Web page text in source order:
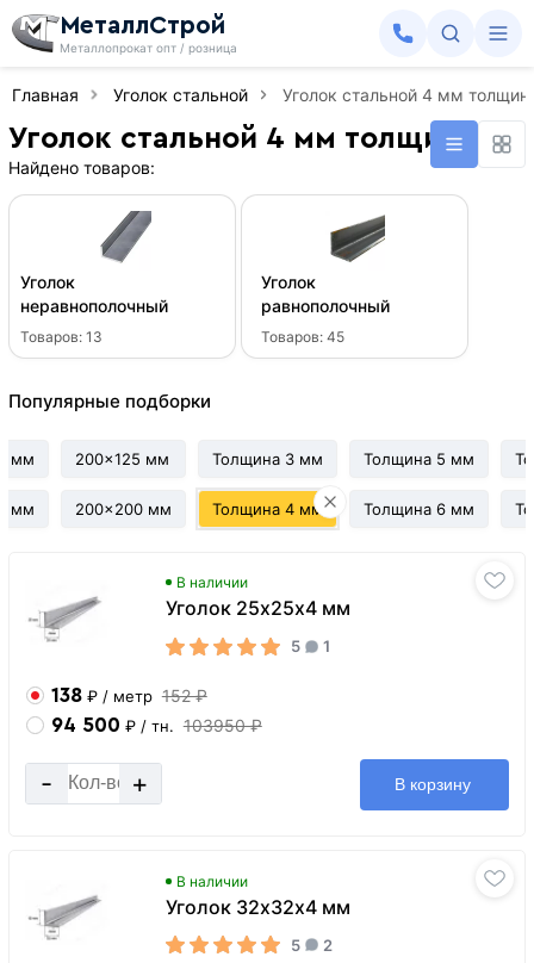
МеталлСтрой
Металлопрокат опт / розница
Главная Уголок стальной Уголок стальной 4 мм
Уголок стальной 4 мм толщиной
Найдено товаров:
Уголок
неравнополочный
Товаров: 13
Уголок
равнополочный
Товаров: 45
Популярные подборки
мм
мм
200x125 мм
200x200 мм
Толщина 3 мм
Толщина 4 мм
Толщина 5 мм
Толщина 6 мм
В наличии
Уголок 25х25х4 мм
5 1
138 ₽ / метр 152 ₽
94 500 ₽ / тн. 103950 ₽
- + В корзину
В наличии
Уголок 32х32х4 мм
5 2